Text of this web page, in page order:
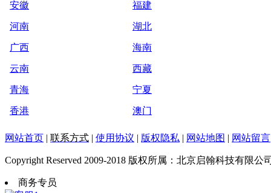
安徽 福建
河南 湖北
广西 海南
云南 西藏
青海 宁夏
香港 澳门
网站首页 | 联系方式 | 使用协议 | 版权隐私 | 网站地图 | 网站留言
Copyright Reserved 2009-2018 版权所属：北京启翰科技有限公
商务专员